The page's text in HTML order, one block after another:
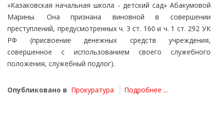
«Казаковская начальная школа - детский сад» Абакумовой
Марины. Она признана виновной в совершении
преступлений, предусмотренных ч. 3 ст. 160 и ч. 1 ст. 292 УК
РФ (присвоение денежных средств учреждения,
совершенное с использованием своего служебного
положения, служебный подлог).
Опубликовано в Прокуратура Подробнее ...